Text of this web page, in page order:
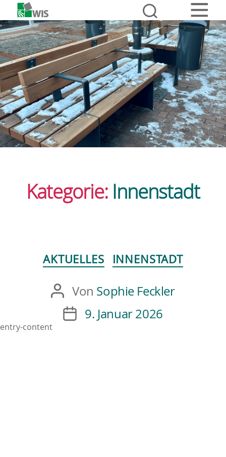
Kategorie: Innenstadt
AKTUELLES INNENSTADT
Von Sophie Feckler
9. Januar 2026
entry-content